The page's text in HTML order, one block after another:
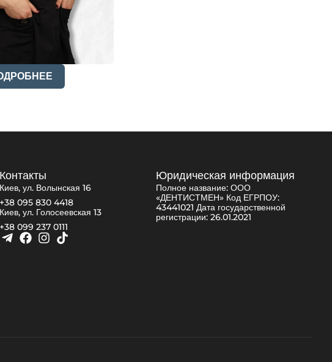
Контакты
Киев, ул. Волынская 16
+38 095 830 4418
Киев, ул. Голосеевская 13
+38 099 237 0111
Юридическая информация
Полное название: ООО
«ДЕНТИСТМЕН» Код ЕГРПОУ:
43441021 Дата государственной
регистрации: 26.01.2021